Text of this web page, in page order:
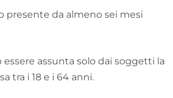
presente da almeno sei mesi
assunta solo dai soggetti la
tra i 18 e i 64 anni.